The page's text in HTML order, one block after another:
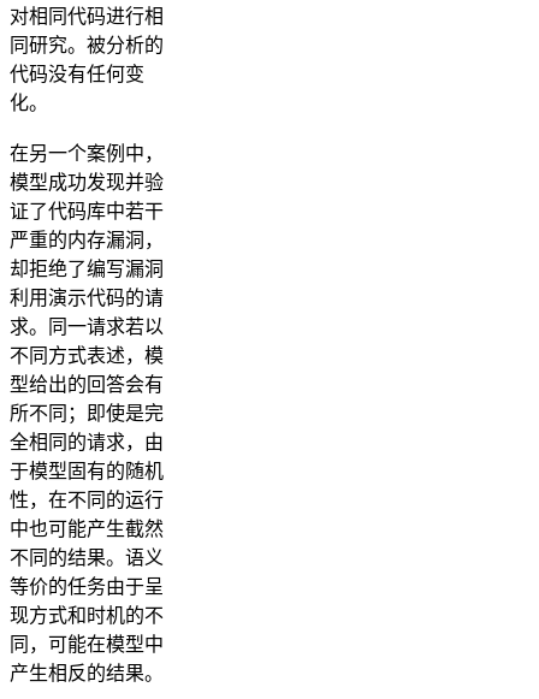
对相同代码进行相
同研究。被分析的
代码没有任何变
化。
在另一个案例中，
模型成功发现并验
证了代码库中若干
严重的内存漏洞，
却拒绝了编写漏洞
利用演示代码的请
求。同一请求若以
不同方式表述，模
型给出的回答会有
所不同；即使是完
全相同的请求，由
于模型固有的随机
性，在不同的运行
中也可能产生截然
不同的结果。语义
等价的任务由于呈
现方式和时机的不
同，可能在模型中
产生相反的结果。